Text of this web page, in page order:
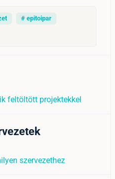
# epitoipar
feltöltött projektekkel
szervezethez